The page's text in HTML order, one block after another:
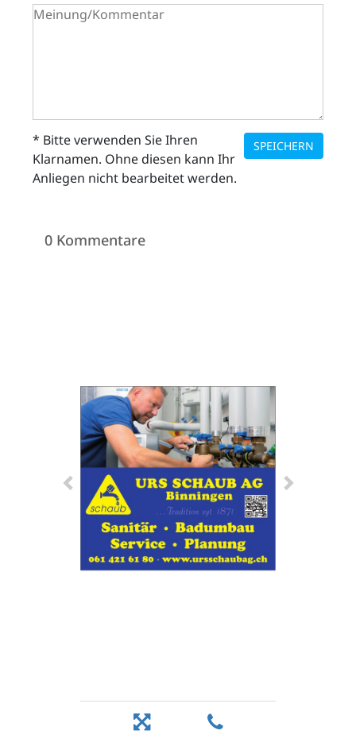
SPEICHERN
* Bitte verwenden Sie Ihren
Klarnamen. Ohne diesen kann Ihr
Anliegen nicht bearbeitet werden.
0 Kommentare